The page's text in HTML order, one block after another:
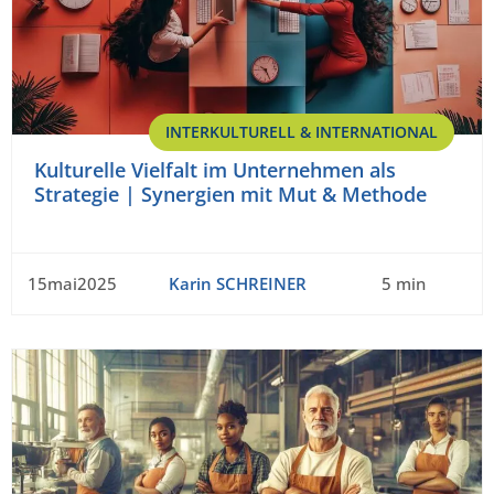
INTERKULTURELL & INTERNATIONAL
Kulturelle Vielfalt im Unternehmen als
Strategie | Synergien mit Mut & Methode
15mai2025 Karin SCHREINER 5 min